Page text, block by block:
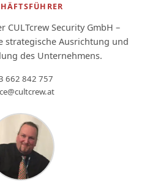
CULTcrew Security GmbH –
strategische Ausrichtung und
des Unternehmens.
662 842 757